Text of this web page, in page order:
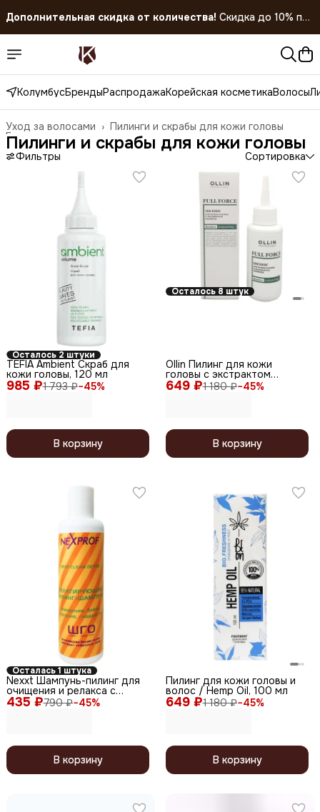
Дополнительная скидка от количества! Скидка до 10% при
покупке 5 штук!
Скидка 45% на все товары до 31.07.2026
КолумбусБрендыРаспродажаКорейская косметикаВолосы
Пилинги и скрабы для кожи головы
Уход за волосами ›
Главная ›
Пилинги и скрабы для кожи головы
Фильтры Сортировка
Осталось 2 штуки
985 ₽1 793 ₽−45%
TEFIA Ambient Скраб для
кожи головы, 120 мл
В корзину
Осталось 8 штук
649 ₽1 180 ₽−45%
Ollin Пилинг для кожи
головы с экстрактом
бамбука / Full Force, 80 мл
В корзину
Осталась 1 штука
435 ₽790 ₽−45%
Nexxt Шампунь-пилинг для
очищения и релакса с
тибетскими травами, 250
мл
В корзину
649 ₽1 180 ₽−45%
Пилинг для кожи головы и
волос / Hemp Oil, 100 мл
В корзину